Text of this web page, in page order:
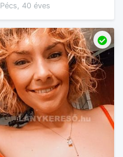
Pécs, 40 éves